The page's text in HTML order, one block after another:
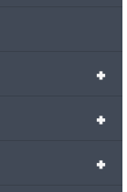
+
+
+